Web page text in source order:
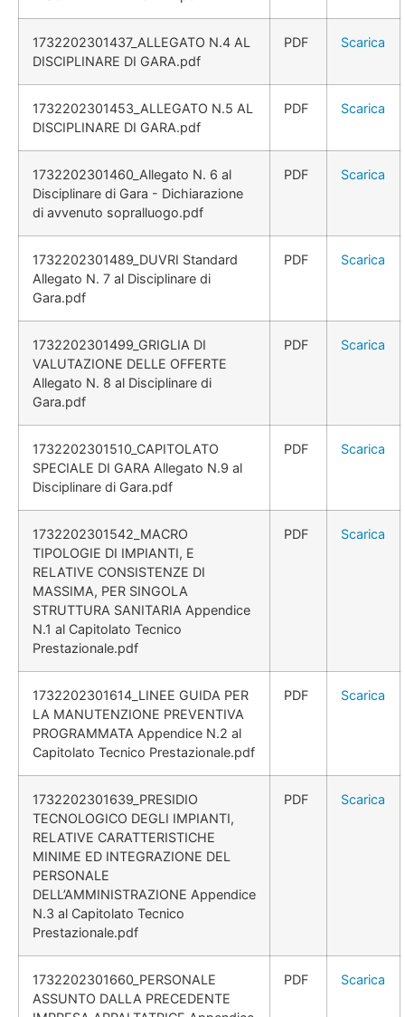
1732202301437_ALLEGATO N.4 AL
DISCIPLINARE DI GARA.pdf
PDF Scarica
1732202301453_ALLEGATO N.5 AL
DISCIPLINARE DI GARA.pdf
PDF Scarica
1732202301460_Allegato N. 6 al
Disciplinare di Gara - Dichiarazione
di avvenuto sopralluogo.pdf
PDF Scarica
1732202301489_DUVRI Standard
Allegato N. 7 al Disciplinare di
Gara.pdf
PDF Scarica
1732202301499_GRIGLIA DI
VALUTAZIONE DELLE OFFERTE
Allegato N. 8 al Disciplinare di
Gara.pdf
PDF Scarica
1732202301510_CAPITOLATO
SPECIALE DI GARA Allegato N.9 al
Disciplinare di Gara.pdf
PDF Scarica
1732202301542_MACRO
TIPOLOGIE DI IMPIANTI, E
RELATIVE CONSISTENZE DI
MASSIMA, PER SINGOLA
STRUTTURA SANITARIA Appendice
N.1 al Capitolato Tecnico
Prestazionale.pdf
PDF Scarica
1732202301614_LINEE GUIDA PER
LA MANUTENZIONE PREVENTIVA
PROGRAMMATA Appendice N.2 al
Capitolato Tecnico Prestazionale.pdf
PDF Scarica
1732202301639_PRESIDIO
TECNOLOGICO DEGLI IMPIANTI,
RELATIVE CARATTERISTICHE
MINIME ED INTEGRAZIONE DEL
PERSONALE
DELL’AMMINISTRAZIONE Appendice
N.3 al Capitolato Tecnico
Prestazionale.pdf
PDF Scarica
1732202301660_PERSONALE
ASSUNTO DALLA PRECEDENTE
PDF Scarica